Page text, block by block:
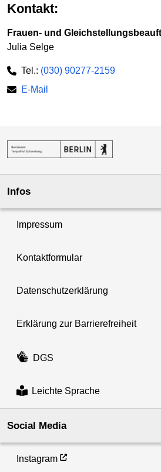
Kontakt:
Frauen- und
Julia Selge
Tel.: (030) 90277-2159
E-Mail
Infos
Impressum
Kontaktformular
Datenschutzerklärung
Erklärung zur Barrierefreiheit
DGS
Leichte Sprache
Social Media
Instagram